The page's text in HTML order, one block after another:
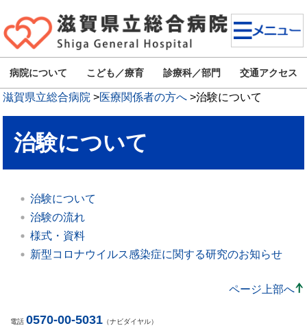
病院について こども／療育 診療科／部門 交通アクセス
滋賀県立総合病院 >医療関係者の方へ >治験について
治験について
治験について
治験の流れ
様式・資料
新型コロナウイルス感染症に関する研究のお知らせ
ページ上部へ
電話 0570-00-5031 （ナビダイヤル）